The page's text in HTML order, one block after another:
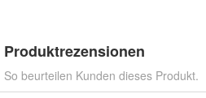
Produktrezensionen
So beurteilen Kunden dieses Produkt.